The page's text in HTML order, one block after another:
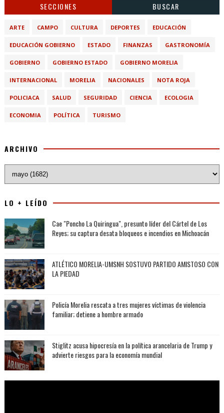
SECCIONES BUSCAR
ARTE CAMPO CULTURA DEPORTES EDUCACIÓN
EDUCACIÓN GOBIERNO ESTADO FINANZAS GASTRONOMÍA
GOBIERNO GOBIERNO ESTADO GOBIERNO MORELIA
INTERNACIONAL MORELIA NACIONALES NOTA ROJA
POLICIACA SALUD SEGURIDAD CIENCIA ECOLOGIA
ECONOMIA POLÍTICA TURISMO
ARCHIVO
LO + LEÍDO
Cae "Poncho La Quiringua", presunto líder del Cártel de Los
Reyes; su captura desata bloqueos e incendios en Michoacán
ATLÉTICO MORELIA-UMSNH SOSTUVO PARTIDO AMISTOSO CON
LA PIEDAD
Policía Morelia rescata a tres mujeres víctimas de violencia
familiar; detiene a hombre armado
Stiglitz acusa hipocresía en la política arancelaria de Trump y
advierte riesgos para la economía mundial